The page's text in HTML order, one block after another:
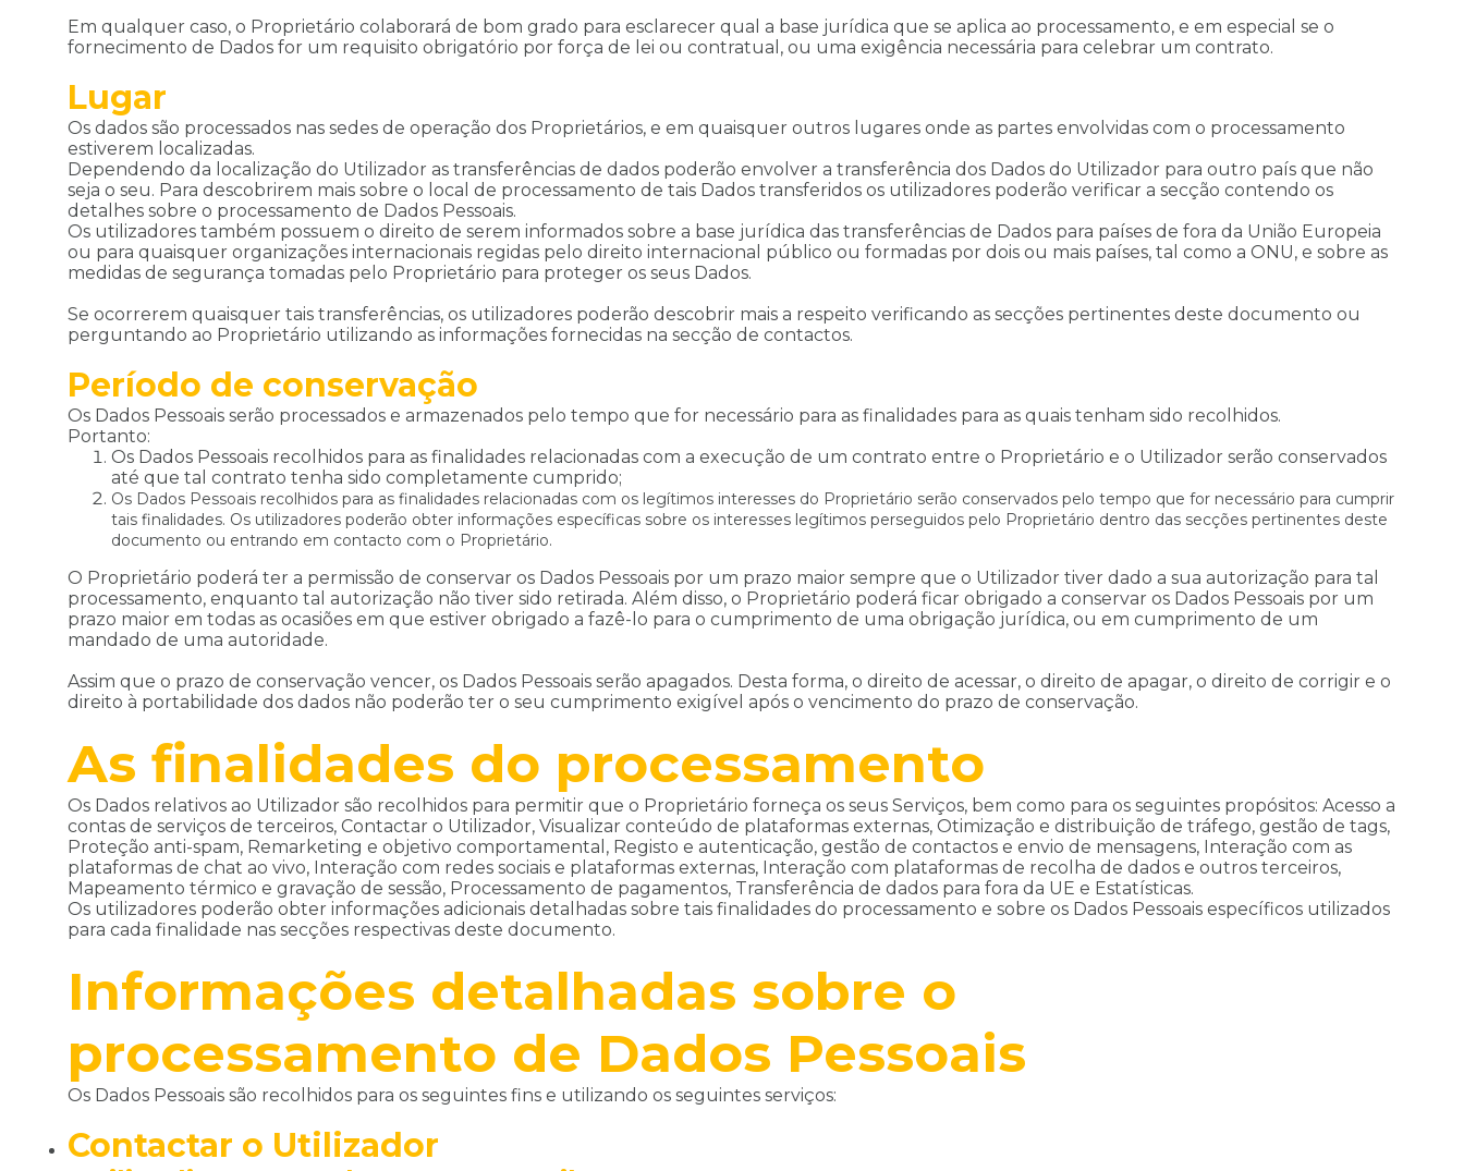
Em qualquer caso, o Proprietário colaborará de bom grado para esclarecer qual a base jurídica que se aplica ao processamento, e em especial se o
fornecimento de Dados for um requisito obrigatório por força de lei ou contratual, ou uma exigência necessária para celebrar um contrato.
Lugar
Os dados são processados nas sedes de operação dos Proprietários, e em quaisquer outros lugares onde as partes envolvidas com o processamento
estiverem localizadas.
Dependendo da localização do Utilizador as transferências de dados poderão envolver a transferência dos Dados do Utilizador para outro país que não
seja o seu. Para descobrirem mais sobre o local de processamento de tais Dados transferidos os utilizadores poderão verificar a secção contendo os
detalhes sobre o processamento de Dados Pessoais.
Os utilizadores também possuem o direito de serem informados sobre a base jurídica das transferências de Dados para países de fora da União Europeia
ou para quaisquer organizações internacionais regidas pelo direito internacional público ou formadas por dois ou mais países, tal como a ONU, e sobre as
medidas de segurança tomadas pelo Proprietário para proteger os seus Dados.
Se ocorrerem quaisquer tais transferências, os utilizadores poderão descobrir mais a respeito verificando as secções pertinentes deste documento ou
perguntando ao Proprietário utilizando as informações fornecidas na secção de contactos.
Período de conservação
Os Dados Pessoais serão processados e armazenados pelo tempo que for necessário para as finalidades para as quais tenham sido recolhidos.
Portanto:
Os Dados Pessoais recolhidos para as finalidades relacionadas com a execução de um contrato entre o Proprietário e o Utilizador serão conservados
até que tal contrato tenha sido completamente cumprido;
Os Dados Pessoais recolhidos para as finalidades relacionadas com os legítimos interesses do Proprietário serão conservados pelo tempo que for necessário para cumprir
tais finalidades. Os utilizadores poderão obter informações específicas sobre os interesses legítimos perseguidos pelo Proprietário dentro das secções pertinentes deste
documento ou entrando em contacto com o Proprietário.
O Proprietário poderá ter a permissão de conservar os Dados Pessoais por um prazo maior sempre que o Utilizador tiver dado a sua autorização para tal
processamento, enquanto tal autorização não tiver sido retirada. Além disso, o Proprietário poderá ficar obrigado a conservar os Dados Pessoais por um
prazo maior em todas as ocasiões em que estiver obrigado a fazê-lo para o cumprimento de uma obrigação jurídica, ou em cumprimento de um
mandado de uma autoridade.
Assim que o prazo de conservação vencer, os Dados Pessoais serão apagados. Desta forma, o direito de acessar, o direito de apagar, o direito de corrigir e o
direito à portabilidade dos dados não poderão ter o seu cumprimento exigível após o vencimento do prazo de conservação.
As finalidades do processamento
Os Dados relativos ao Utilizador são recolhidos para permitir que o Proprietário forneça os seus Serviços, bem como para os seguintes propósitos: Acesso a
contas de serviços de terceiros, Contactar o Utilizador, Visualizar conteúdo de plataformas externas, Otimização e distribuição de tráfego, gestão de tags,
Proteção anti-spam, Remarketing e objetivo comportamental, Registo e autenticação, gestão de contactos e envio de mensagens, Interação com as
plataformas de chat ao vivo, Interação com redes sociais e plataformas externas, Interação com plataformas de recolha de dados e outros terceiros,
Mapeamento térmico e gravação de sessão, Processamento de pagamentos, Transferência de dados para fora da UE e Estatísticas.
Os utilizadores poderão obter informações adicionais detalhadas sobre tais finalidades do processamento e sobre os Dados Pessoais específicos utilizados
para cada finalidade nas secções respectivas deste documento.
Informações detalhadas sobre o
processamento de Dados Pessoais
Os Dados Pessoais são recolhidos para os seguintes fins e utilizando os seguintes serviços:
Contactar o Utilizador